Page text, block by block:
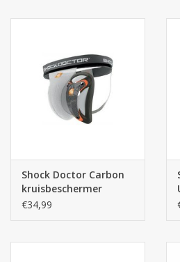
Shock Doctor Carbon
kruisbeschermer
€34,99